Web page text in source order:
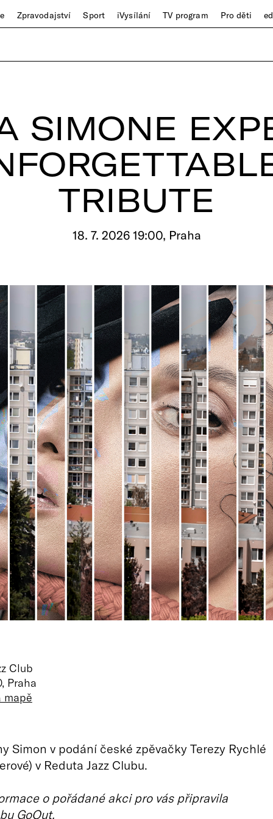
Zpravodajství Sport iVysílání TV program Pro děti
SIMONE
TRIBUTE
18. 7. 2026 19:00, Praha
Club
Praha
mapě
Simon v podání české zpěvačky Terezy Rychlé
v Reduta Jazz Clubu.
o pořádané akci pro vás připravila
GoOut.